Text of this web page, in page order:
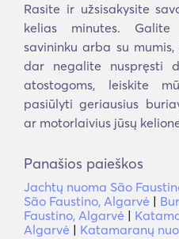
Rasite ir užsisakysite
kelias minutes.
savininku arba su
dar negalite nuspręsti
atostogoms, leiskite
pasiūlyti geriausius
ar motorlaivius jūsų
Panašios paieškos
Jachtų nuoma São
São Faustino, Algarvė |
Faustino, Algarvė |
Algarvė | Katamaranų